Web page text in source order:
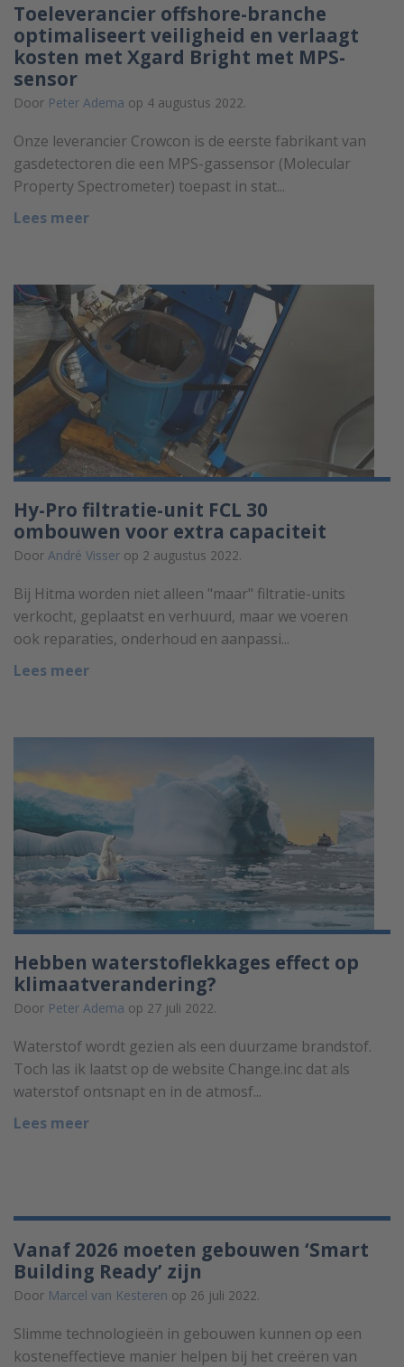
Toeleverancier offshore-branche
optimaliseert veiligheid en verlaagt
kosten met Xgard Bright met MPS-
sensor
Door Peter Adema op 4 augustus 2022.
Onze leverancier Crowcon is de eerste fabrikant van
gasdetectoren die een MPS-gassensor (Molecular
Property Spectrometer) toepast in stat...
Lees meer
Hy-Pro filtratie-unit FCL 30
ombouwen voor extra capaciteit
Door André Visser op 2 augustus 2022.
Bij Hitma worden niet alleen "maar" filtratie-units
verkocht, geplaatst en verhuurd, maar we voeren
ook reparaties, onderhoud en aanpassi...
Lees meer
Hebben waterstoflekkages effect op
klimaatverandering?
Door Peter Adema op 27 juli 2022.
Waterstof wordt gezien als een duurzame brandstof.
Toch las ik laatst op de website Change.inc dat als
waterstof ontsnapt en in de atmosf...
Lees meer
Vanaf 2026 moeten gebouwen ‘Smart
Building Ready’ zijn
Door Marcel van Kesteren op 26 juli 2022.
Slimme technologieën in gebouwen kunnen op een
kosteneffectieve manier helpen bij het creëren van